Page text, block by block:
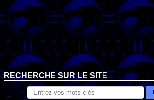
RECHERCHE SUR LE SITE